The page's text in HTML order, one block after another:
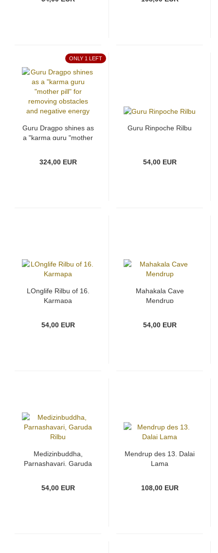
ONLY 1 LEFT
Guru Dragpo shines as
a "karma guru "mother
energy
324,00 EUR
Guru Rinpoche Rilbu
54,00 EUR
LOnglife Rilbu of 16.
Karmapa
54,00 EUR
Mahakala Cave
Mendrup
54,00 EUR
Medizinbuddha,
Parnashavari, Garuda
54,00 EUR
Mendrup des 13. Dalai
Lama
108,00 EUR